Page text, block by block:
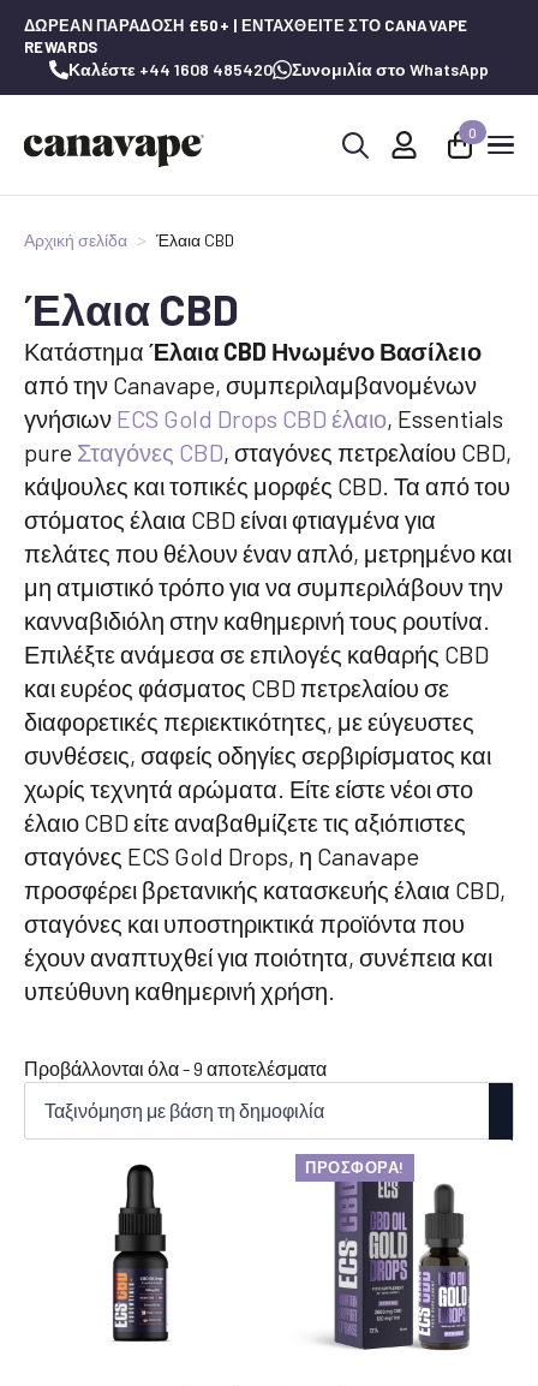
ΔΩΡΕΆΝ ΠΑΡΆΔΟΣΗ £50+ | ΕΝΤΑΧΘΕΊΤΕ ΣΤΟ CANAVAPE
REWARDS
Καλέστε +44 1608 485420 Συνομιλία στο WhatsApp
0
Αρχική σελίδα Έλαια CBD
Έλαια CBD
Κατάστημα Έλαια CBD Ηνωμένο Βασίλειο
από την Canavape, συμπεριλαμβανομένων
γνήσιων ECS Gold Drops CBD έλαιο, Essentials
pure Σταγόνες CBD, σταγόνες πετρελαίου CBD,
κάψουλες και τοπικές μορφές CBD. Τα από του
στόματος έλαια CBD είναι φτιαγμένα για
πελάτες που θέλουν έναν απλό, μετρημένο και
μη ατμιστικό τρόπο για να συμπεριλάβουν την
κανναβιδιόλη στην καθημερινή τους ρουτίνα.
Επιλέξτε ανάμεσα σε επιλογές καθαρής CBD
και ευρέος φάσματος CBD πετρελαίου σε
διαφορετικές περιεκτικότητες, με εύγευστες
συνθέσεις, σαφείς οδηγίες σερβιρίσματος και
χωρίς τεχνητά αρώματα. Είτε είστε νέοι στο
έλαιο CBD είτε αναβαθμίζετε τις αξιόπιστες
σταγόνες ECS Gold Drops, η Canavape
προσφέρει βρετανικής κατασκευής έλαια CBD,
σταγόνες και υποστηρικτικά προϊόντα που
έχουν αναπτυχθεί για ποιότητα, συνέπεια και
υπεύθυνη καθημερινή χρήση.
Προβάλλονται όλα - 9 αποτελέσματαΤαξινόμηση
ΠΡΟΣΦΟΡΆ!